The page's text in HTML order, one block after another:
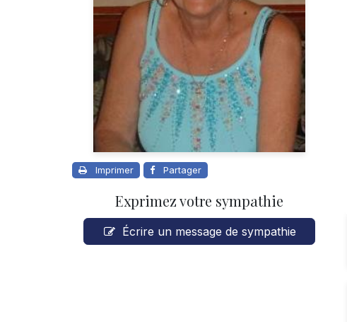
Imprimer Partager
Exprimez votre sympathie
Écrire un message de sympathie